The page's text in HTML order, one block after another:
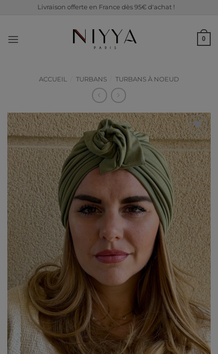
Livraison offerte en France dès 95€ d'achat !
0
ACCUEIL TURBANS TURBANS À NOEUD
Ajouter
à ma
liste de
souhaits